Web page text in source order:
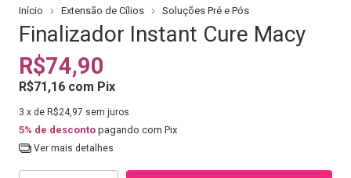
Início Extensão de Cílios Soluções Pré e Pós
Finalizador Instant Cure Macy
R$74,90
R$71,16 com Pix
3 x de R$24,97 sem juros
5% de desconto pagando com Pix
Ver mais detalhes